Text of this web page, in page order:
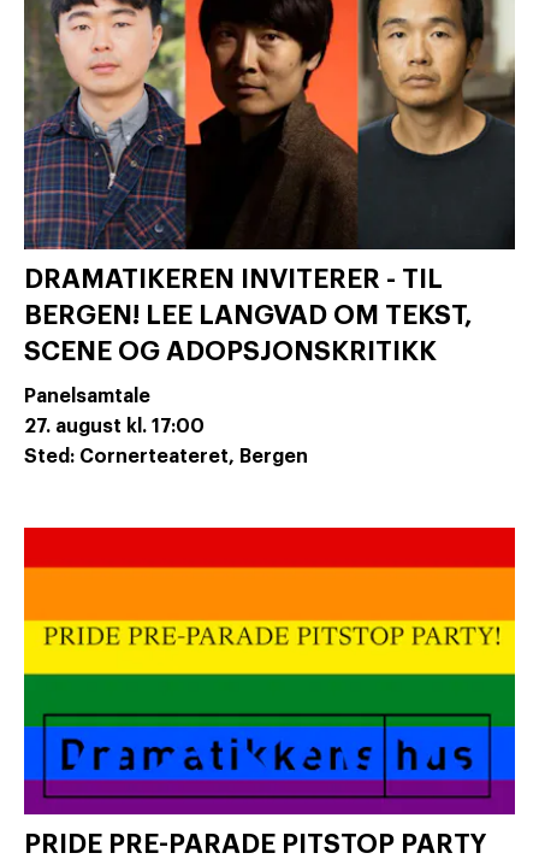
DRAMATIKEREN INVITERER - TIL
BERGEN! LEE LANGVAD OM TEKST,
SCENE OG ADOPSJONSKRITIKK
Panelsamtale
27. august kl. 17:00
Sted: Cornerteateret, Bergen
PRIDE PRE-PARADE PITSTOP PARTY